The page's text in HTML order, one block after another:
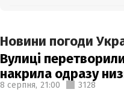
Новини погоди
Вулиці
накрила одразу
8 серпня, 21:00 3128